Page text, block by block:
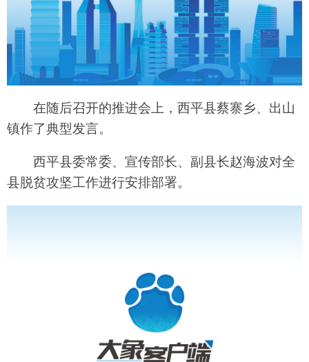
在随后召开的推进会上，西平县蔡寨乡、出山
镇作了典型发言。
西平县委常委、宣传部长、副县长赵海波对全
县脱贫攻坚工作进行安排部署。